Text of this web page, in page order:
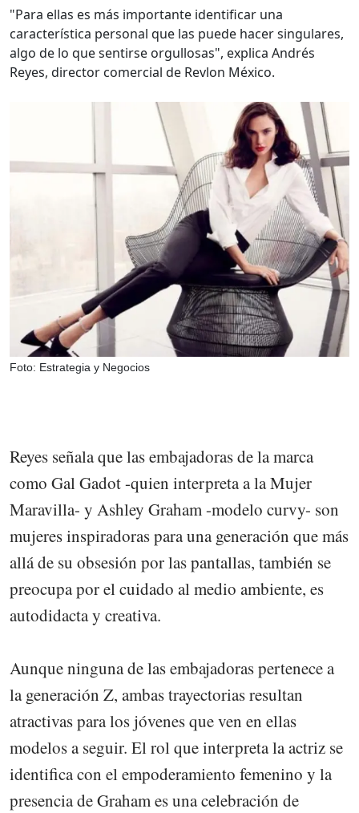
"Para ellas es más importante identificar una
característica personal que las puede hacer singulares,
algo de lo que sentirse orgullosas", explica Andrés
Reyes, director comercial de Revlon México.
Foto: Estrategia y Negocios
Reyes señala que las embajadoras de la marca
como Gal Gadot -quien interpreta a la Mujer
Maravilla- y Ashley Graham -modelo curvy- son
mujeres inspiradoras para una generación que más
allá de su obsesión por las pantallas, también se
preocupa por el cuidado al medio ambiente, es
autodidacta y creativa.
Aunque ninguna de las embajadoras pertenece a
la generación Z, ambas trayectorias resultan
atractivas para los jóvenes que ven en ellas
modelos a seguir. El rol que interpreta la actriz se
identifica con el empoderamiento femenino y la
presencia de Graham es una celebración de